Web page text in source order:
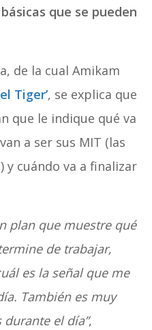
que se pueden
de la cual Amikam
Tiger’, se explica que
que le indique qué va
a ser sus MIT (las
cuándo va a finalizar
plan que muestre qué
de trabajar,
es la señal que me
También es muy
el día”,